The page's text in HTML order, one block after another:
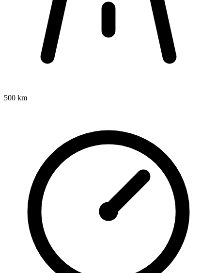
500 km